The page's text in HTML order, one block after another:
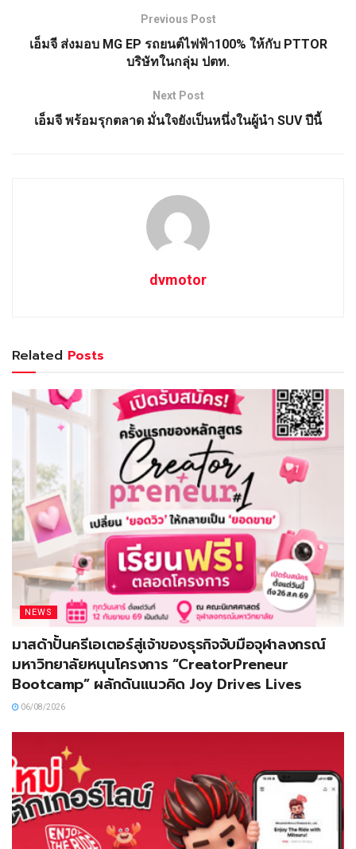
Previous Post
เอ็มจี ส่งมอบ MG EP รถยนต์ไฟฟ้า100% ให้กับ PTTOR
บริษัทในกลุ่ม ปตท.
Next Post
เอ็มจี พร้อมรุกตลาด มั่นใจยังเป็นหนึ่งในผู้นำ SUV ปีนี้
dvmotor
Related Posts
NEWS
มาสด้าปั้นครีเอเตอร์สู่เจ้าของธุรกิจจับมือจุฬาลงกรณ์
มหาวิทยาลัยหนุนโครงการ “CreatorPreneur
Bootcamp” ผลักดันแนวคิด Joy Drives Lives
06/08/2026